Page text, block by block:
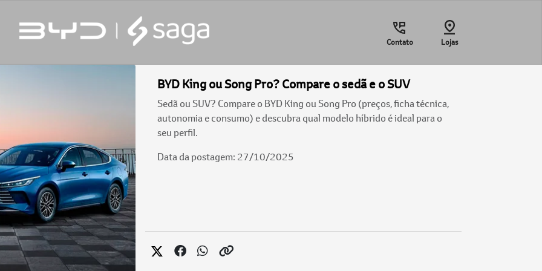
Contato Lojas
BYD King ou Song Pro? Compare o sedã e o SUV
Sedã ou SUV? Compare o BYD King ou Song Pro (preços, ficha técnica,
autonomia e consumo) e descubra qual modelo híbrido é ideal para o
seu perfil.
Data da postagem: 27/10/2025